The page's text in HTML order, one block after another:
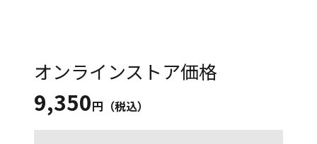
オンラインストア価格
9,350円（税込）